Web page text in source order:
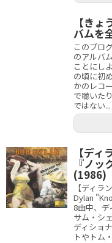
【き
バムを
このプロ
のアルバ
ことにし
の頃に初
かのレコ
で聴いた
ではない...
【デ
『ノッ
(1986)
【ディラ
Dylan
8曲中、
サム・シ
ディショ
トやトム